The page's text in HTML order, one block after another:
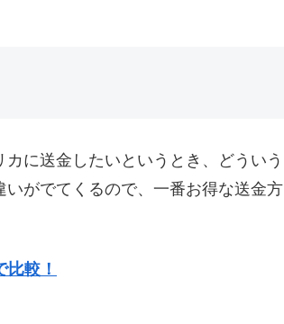
に送金したいというとき、どういう
がでてくるので、一番お得な送金方
較！